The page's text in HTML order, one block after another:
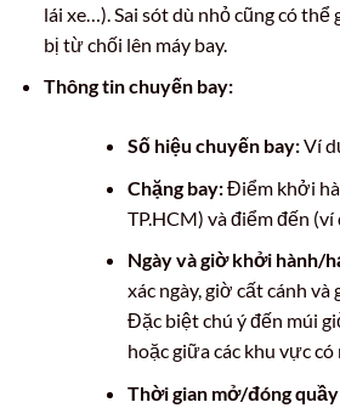
lái xe…). Sai sót dù nhỏ cũng có thể
bị từ chối lên máy bay.
Thông tin chuyến bay:
Số hiệu chuyến bay:Ví
Chặng bay:Điểm khởi
TP.HCM) và điểm đến (ví
Ngày và giờ khởi hành/
xác ngày, giờ cất cánh
Đặc biệt chú ý đến múi
hoặc giữa các khu vực
Thời gian mở/đóng